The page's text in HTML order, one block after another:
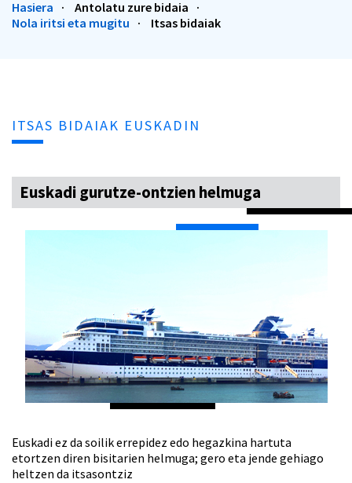
Hasiera
Antolatu zure bidaia
Nola iritsi eta mugitu
Itsas bidaiak
ITSAS BIDAIAK EUSKADIN
Euskadi gurutze-ontzien helmuga
Euskadi ez da soilik errepidez edo hegazkina hartuta
etortzen diren bisitarien helmuga; gero eta jende gehiago
heltzen da itsasontziz